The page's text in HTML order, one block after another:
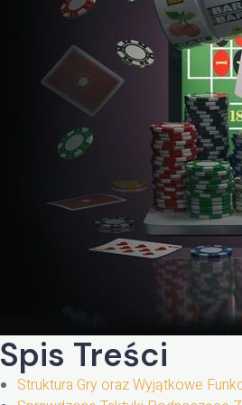
Spis Treści
Struktura Gry oraz Wyjątkowe